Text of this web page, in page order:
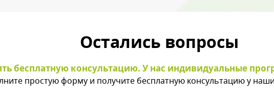
Остались вопросы
бесплатную консультацию. У нас индивидуальные
простую форму и получите бесплатную консультацию у
на кнопку, вы даете согласие на обработку своих персональных данных